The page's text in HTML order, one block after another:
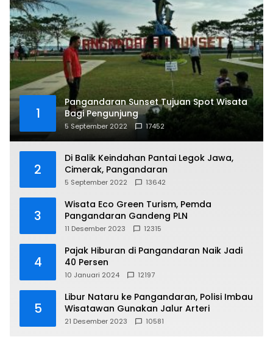
1
Pangandaran Sunset Tujuan Spot Wisata
Bagi Pengunjung
5 September 2022 17452
2
Di Balik Keindahan Pantai Legok Jawa,
Cimerak, Pangandaran
5 September 2022 13642
3
Wisata Eco Green Turism, Pemda
Pangandaran Gandeng PLN
11 Desember 2023 12315
4
Pajak Hiburan di Pangandaran Naik Jadi
40 Persen
10 Januari 2024 12197
5
Libur Nataru ke Pangandaran, Polisi Imbau
Wisatawan Gunakan Jalur Arteri
21 Desember 2023 10581